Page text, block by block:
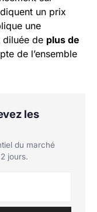
un prix
une
diluée de plus de
de l’ensemble
les
du marché
jours.